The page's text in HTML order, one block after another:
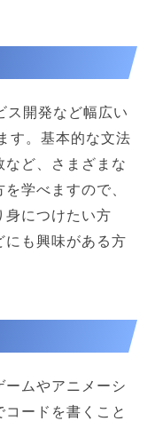
ス開発など幅広い
す。基本的な文法
ど、さまざまな
学べますので、
身につけたい方
にも興味がある方
ームやアニメーシ
コードを書くこと